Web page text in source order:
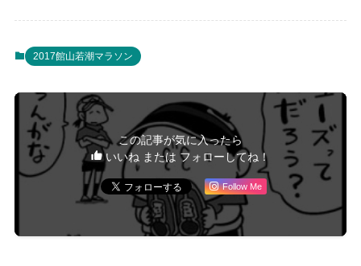
2017館山若潮マラソン
この記事が気に入ったら
いいね または フォローしてね！
Follow Me